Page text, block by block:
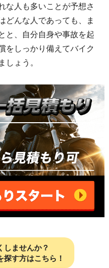
な人も多いことが予想さ
どんな人であっても、ま
と、自分自身や事故を起
をしっかり備えてバイク
ょう。
しませんか？
す方はこちら！